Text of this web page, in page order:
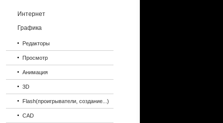
Интернет
Графика
Редакторы
Просмотр
Анимация
3D
Flash(проигрыватели, создание...)
CAD